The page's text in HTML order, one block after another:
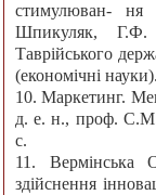
стимулюван- ня
Шпикуляк,
Таврійського
(економічні
10. Маркетинг.
д. е. н., проф. С.М.
с.
11.
здійснення